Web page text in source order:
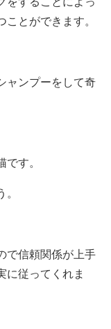
とができます。
ャンプーをして奇
す。
で信頼関係が上手
に従ってくれま